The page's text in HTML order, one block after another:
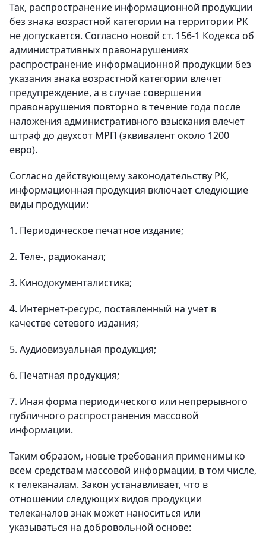
Так, распространение информационной продукции
без знака возрастной категории на территории РК
не допускается. Согласно новой ст. 156-1 Кодекса об
административных правонарушениях
распространение информационной продукции без
указания знака возрастной категории влечет
предупреждение, а в случае совершения
правонарушения повторно в течение года после
наложения административного взыскания влечет
штраф до двухсот МРП (эквивалент около 1200
евро).
Согласно действующему законодательству РК,
информационная продукция включает следующие
виды продукции:
1. Периодическое печатное издание;
2. Теле-, радиоканал;
3. Кинодокументалистика;
4. Интернет-ресурс, поставленный на учет в
качестве сетевого издания;
5. Аудиовизуальная продукция;
6. Печатная продукция;
7. Иная форма периодического или непрерывного
публичного распространения массовой
информации.
Таким образом, новые требования применимы ко
всем средствам массовой информации, в том числе,
к телеканалам. Закон устанавливает, что в
отношении следующих видов продукции
телеканалов знак может наноситься или
указываться на добровольной основе: